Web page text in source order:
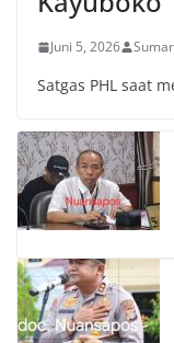
Juni 5, 2026
Satgas PHL saat